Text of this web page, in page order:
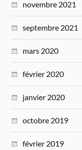
novembre 2021
septembre 2021
mars 2020
février 2020
janvier 2020
octobre 2019
février 2019